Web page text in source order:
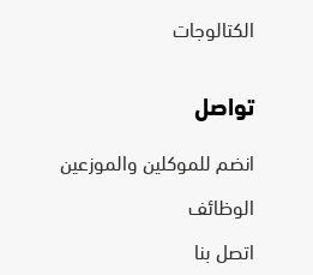
الكتالوجات
تواصل
انضم للموكلين والموزعين
الوظائف
اتصل بنا